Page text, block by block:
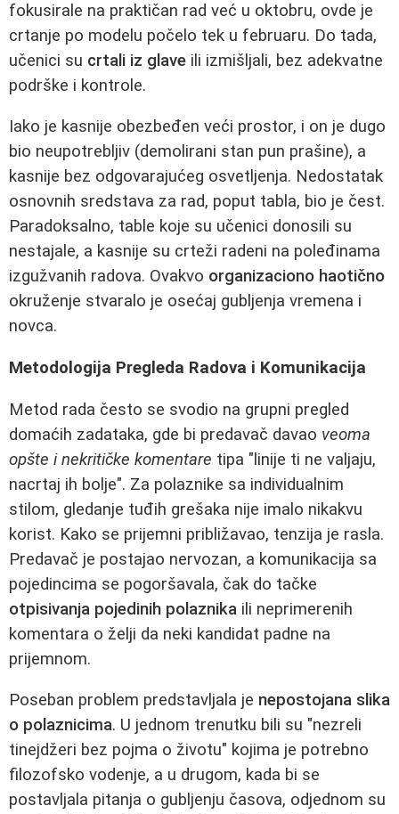
fokusirale na praktičan rad već u oktobru, ovde je
crtanje po modelu počelo tek u februaru. Do tada,
učenici su crtali iz glave ili izmišljali, bez adekvatne
podrške i kontrole.
Iako je kasnije obezbeđen veći prostor, i on je dugo
bio neupotrebljiv (demolirani stan pun prašine), a
kasnije bez odgovarajućeg osvetljenja. Nedostatak
osnovnih sredstava za rad, poput tabla, bio je čest.
Paradoksalno, table koje su učenici donosili su
nestajale, a kasnije su crteži radeni na poleđinama
izgužvanih radova. Ovakvo organizaciono haotično
okruženje stvaralo je osećaj gubljenja vremena i
novca.
Metodologija Pregleda Radova i Komunikacija
Metod rada često se svodio na grupni pregled
domaćih zadataka, gde bi predavač davao veoma
opšte i nekritičke komentare tipa "linije ti ne valjaju,
nacrtaj ih bolje". Za polaznike sa individualnim
stilom, gledanje tuđih grešaka nije imalo nikakvu
korist. Kako se prijemni približavao, tenzija je rasla.
Predavač je postajao nervozan, a komunikacija sa
pojedincima se pogoršavala, čak do tačke
otpisivanja pojedinih polaznika ili neprimerenih
komentara o želji da neki kandidat padne na
prijemnom.
Poseban problem predstavljala je nepostojana slika
o polaznicima. U jednom trenutku bili su "nezreli
tinejdžeri bez pojma o životu" kojima je potrebno
filozofsko vodenje, a u drugom, kada bi se
postavljala pitanja o gubljenju časova, odjednom su